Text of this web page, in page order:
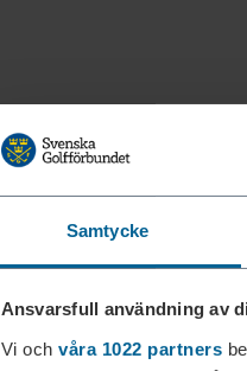
Samtycke
Ansvarsfull användning av
Vi och våra 1022 partners